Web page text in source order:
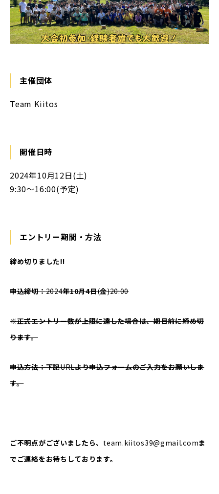
主催団体
Team Kiitos
開催日時
2024年10月12日(土)
9:30〜16:00(予定)
エントリー期間・方法
締め切りました!!
申込締切：2024年10月4日(金)20:00
※正式エントリー数が上限に達した場合は、期日前に締め切
ります。
申込方法：下記URLより申込フォームのご入力をお願いしま
す。
ご不明点がございましたら、 team.kiitos39@gmail.comま
でご連絡をお待ちしております。